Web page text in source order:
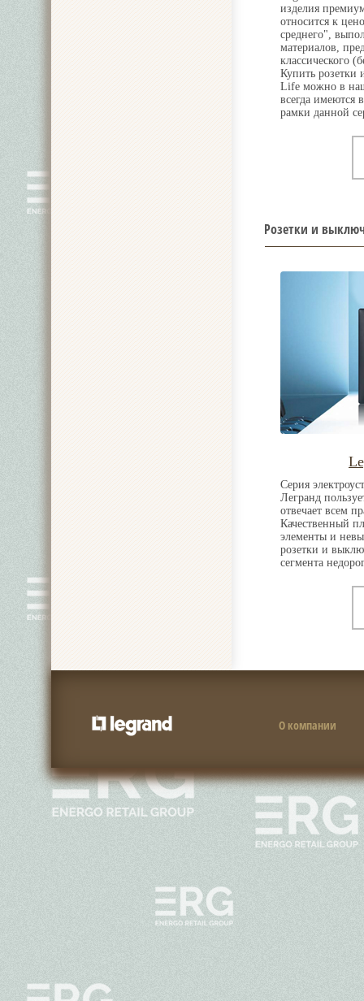
изделия
относится к
среднего",
материалов,
классического
Купить розетки
Life можно в
всегда имеются
рамки данной
Розетки и
Серия
Легранд
отвечает всем
Качественный
элементы и
розетки и
сегмента
О компании